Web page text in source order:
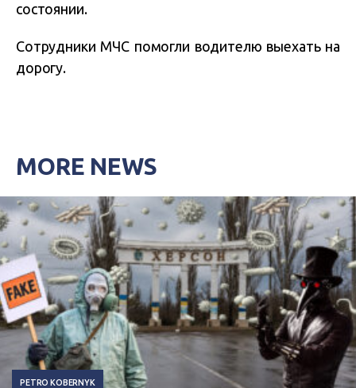
состоянии.
Сотрудники МЧС помогли водителю выехать на
дорогу.
MORE NEWS
PETRO KOBERNYK